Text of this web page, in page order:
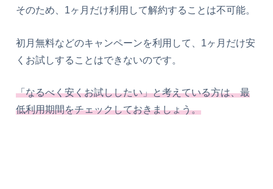
そのため、1ヶ月だけ利用して解約することは不可能。
初月無料などのキャンペーンを利用して、1ヶ月だけ安
くお試しすることはできないのです。
「なるべく安くお試ししたい」と考えている方は、最
低利用期間をチェックしておきましょう。